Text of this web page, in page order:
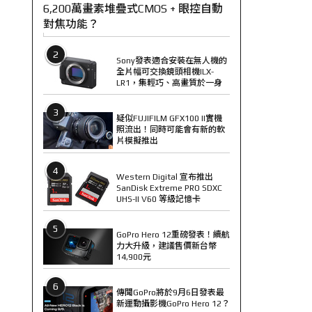
6,200萬畫素堆疊式CMOS + 眼控自動
對焦功能？
2
Sony發表適合安裝在無人機的
全片幅可交換鏡頭相機ILX-
LR1，集輕巧、高畫質於一身
3
疑似FUJIFILM GFX100 II實機
照流出！同時可能會有新的軟
片模擬推出
4
Western Digital 宣布推出
SanDisk Extreme PRO SDXC
UHS-II V60 等級記憶卡
5
GoPro Hero 12重磅發表！續航
力大升級，建議售價新台幣
14,900元
6
傳聞GoPro將於9月6日發表最
新運動攝影機GoPro Hero 12？